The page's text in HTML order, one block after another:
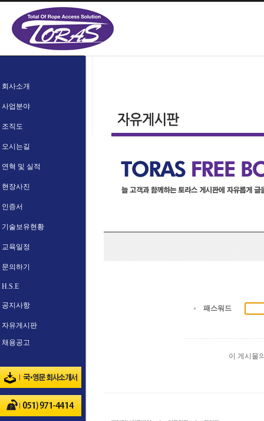
회사소개
사업분야
조직도
오시는길
연혁 및 실적
현장사진
인증서
기술보유현황
교육일정
문의하기
H.S.E
공지사항
자유게시판
채용공고
패스워드
이 게시물